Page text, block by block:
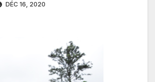
DÉC 16, 2020